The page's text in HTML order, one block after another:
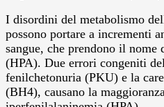
I disordini del metabolismo
possono portare a incrementi
sangue, che prendono il
(HPA). Due errori congeniti
fenilchetonuria (PKU) e la
(BH4), causano la